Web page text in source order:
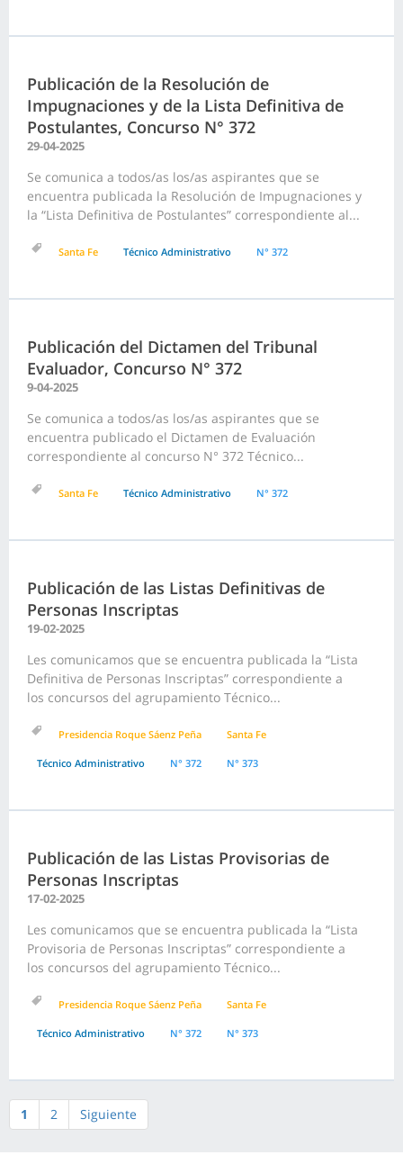
Publicación de la Resolución de
Impugnaciones y de la Lista Definitiva de
Postulantes, Concurso N° 372
29-04-2025
Se comunica a todos/as los/as aspirantes que se
encuentra publicada la Resolución de Impugnaciones y
la “Lista Definitiva de Postulantes” correspondiente al...
Santa Fe Técnico Administrativo N° 372
Publicación del Dictamen del Tribunal
Evaluador, Concurso N° 372
9-04-2025
Se comunica a todos/as los/as aspirantes que se
encuentra publicado el Dictamen de Evaluación
correspondiente al concurso N° 372 Técnico...
Santa Fe Técnico Administrativo N° 372
Publicación de las Listas Definitivas de
Personas Inscriptas
19-02-2025
Les comunicamos que se encuentra publicada la “Lista
Definitiva de Personas Inscriptas” correspondiente a
los concursos del agrupamiento Técnico...
Presidencia Roque Sáenz Peña Santa Fe
Técnico Administrativo N° 372 N° 373
Publicación de las Listas Provisorias de
Personas Inscriptas
17-02-2025
Les comunicamos que se encuentra publicada la “Lista
Provisoria de Personas Inscriptas” correspondiente a
los concursos del agrupamiento Técnico...
Presidencia Roque Sáenz Peña Santa Fe
Técnico Administrativo N° 372 N° 373
1 2 Siguiente